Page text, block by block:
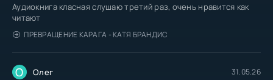
Аудиокнига класная слушаю третий раз, очень нравится как
читают
ПРЕВРАЩЕНИЕ КАРАГА - КАТЯ БРАНДИС
О Олег 31.05.26
Бах
Бах